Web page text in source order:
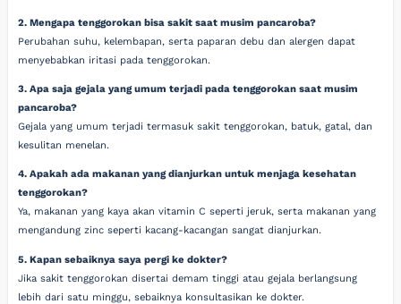
2. Mengapa tenggorokan bisa sakit saat musim pancaroba?
Perubahan suhu, kelembapan, serta paparan debu dan alergen dapat
menyebabkan iritasi pada tenggorokan.
3. Apa saja gejala yang umum terjadi pada tenggorokan saat musim
pancaroba?
Gejala yang umum terjadi termasuk sakit tenggorokan, batuk, gatal, dan
kesulitan menelan.
4. Apakah ada makanan yang dianjurkan untuk menjaga kesehatan
tenggorokan?
Ya, makanan yang kaya akan vitamin C seperti jeruk, serta makanan yang
mengandung zinc seperti kacang-kacangan sangat dianjurkan.
5. Kapan sebaiknya saya pergi ke dokter?
Jika sakit tenggorokan disertai demam tinggi atau gejala berlangsung
lebih dari satu minggu, sebaiknya konsultasikan ke dokter.